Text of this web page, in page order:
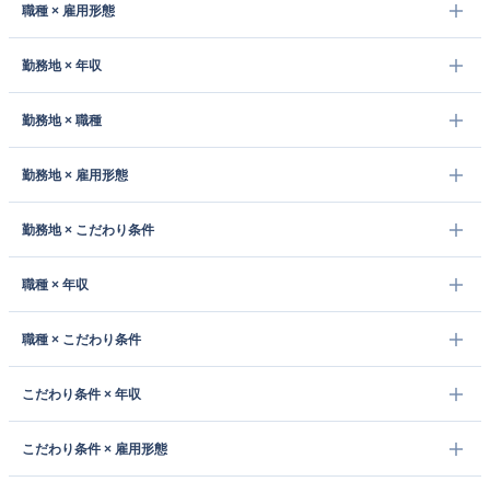
職種 × 雇用形態
勤務地 × 年収
勤務地 × 職種
勤務地 × 雇用形態
勤務地 × こだわり条件
職種 × 年収
職種 × こだわり条件
こだわり条件 × 年収
こだわり条件 × 雇用形態